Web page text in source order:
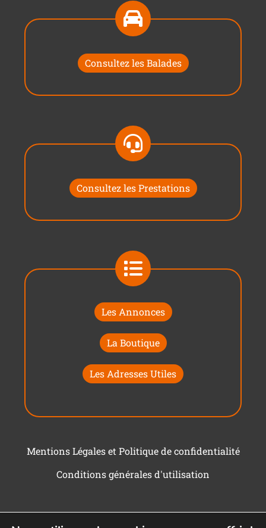
Consultez les Balades
Consultez les Prestations
Les Annonces
La Boutique
Les Adresses Utiles
Mentions Légales et Politique de confidentialité
Conditions générales d'utilisation